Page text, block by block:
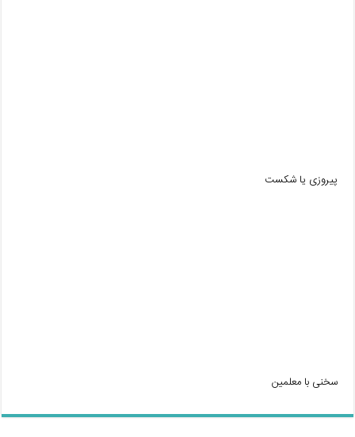
پیروزی یا شکست
سخنی با معلمین